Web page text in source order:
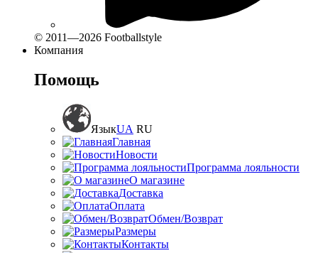
© 2011—2026 Footballstyle
Компания
Помощь
ЯзыкUA RU
Главная
Новости
Программа лояльности
О магазине
Доставка
Оплата
Обмен/Возврат
Размеры
Контакты